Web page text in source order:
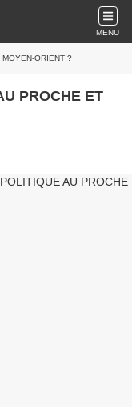
MENU
ORIENT ?
PROCHE ET